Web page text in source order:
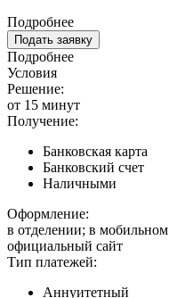
Подробнее
Подать заявку
Подробнее
Условия
Решение:
от 15 минут
Получение:
Банковская карта
Банковский счет
Наличными
Оформление:
в отделении; в
официальный сайт
Тип платежей:
Аннуитетный